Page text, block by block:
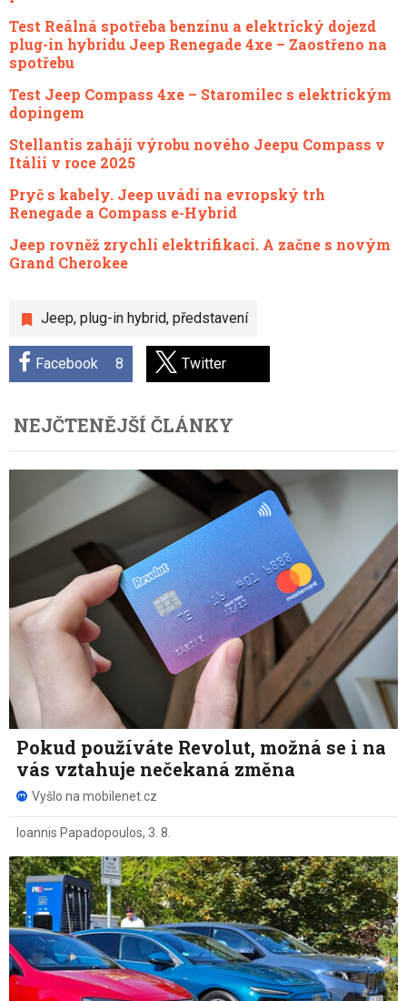
Jeep, plug-in hybrid, představení
Facebook 8 Twitter
Test Reálná spotřeba benzínu a elektrický dojezd
plug-in hybridu Jeep Renegade 4xe – Zaostřeno na
spotřebu
Test Jeep Compass 4xe – Staromilec s elektrickým
dopingem
Stellantis zahájí výrobu nového Jeepu Compass v
Itálii v roce 2025
Pryč s kabely. Jeep uvádí na evropský trh
Renegade a Compass e-Hybrid
Jeep rovněž zrychlí elektrifikaci. A začne s novým
Grand Cherokee
NEJČTENĚJŠÍ ČLÁNKY
Pokud používáte Revolut, možná se i na
vás vztahuje nečekaná změna
Vyšlo na mobilenet.cz
Ioannis Papadopoulos, 3. 8.